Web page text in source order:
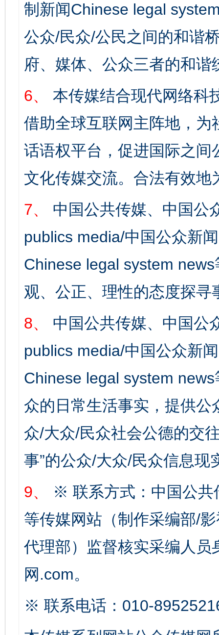
制新闻Chinese legal
公众/民众/公民之间的和谐
府、媒体、公众三者的和谐
6、
本传媒结合现代网络科
借助全球互联网主阵地，
话语权平台，促进国际之
文化传媒交流。合法有效地
7、
中国公共传媒、中国公
publics media/中国公众新
Chinese legal system
观、公正、理性的态度探寻
8、
中国公共传媒、中国公
publics media/中国公众新
Chinese legal system
众的日常生活事实，提供
众/大众/民众社会公德的交
事”的公众/大众/民众信息现
9、
※ 联系方式：中国公共
等传媒网站（制作采编部/
代理部）监督核实采编人员
网.com。
※ 联系电话：010-
完善运行机制助力责任有效落实 一纸欠